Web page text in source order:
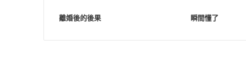
離婚後的後果 瞬間懂了